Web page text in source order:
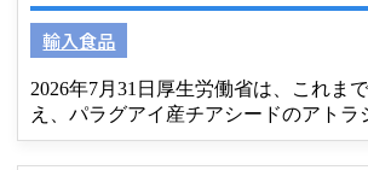
輸入食品
2026年7月31日厚生労働省は、これま
え、パラグアイ産チアシードのアトラ